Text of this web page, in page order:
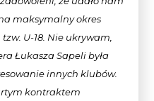
maksymalny okres
U-18. Nie ukrywam,
Łukasza Sapeli była
innych klubów.
kontraktem